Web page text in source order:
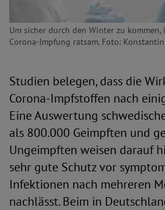
Um sicher durch den Winter zu
Corona-Impfung ratsam. Foto:
Studien belegen, dass die
Corona-Impfstoffen nach
Eine Auswertung
als 800.000 Geimpften und
Ungeimpften weisen darauf
sehr gute Schutz vor
Infektionen nach mehreren
nachlässt. Beim in